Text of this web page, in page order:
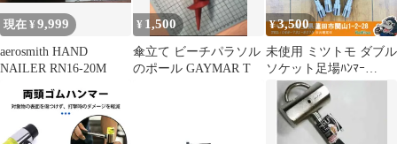
現在 ¥9,999
aerosmith HAND
NAILER RN16-20M
¥ 1,500
傘立て ビーチパラソル
のポール GAYMAR T
¥3,500
未使用 ミツトモ ダブル
ソケット足場ﾊﾝﾏｰ
17x21mm 4本セット
【リライズ蓮田店】